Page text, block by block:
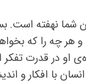
نهفته است.
چه را که
او در قدرت
با افکار و